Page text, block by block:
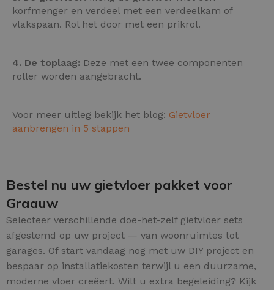
korfmenger en verdeel met een verdeelkam of
vlakspaan. Rol het door met een prikrol.
4. De toplaag: Deze met een twee componenten
roller worden aangebracht.
Voor meer uitleg bekijk het blog: Gietvloer
aanbrengen in 5 stappen
Bestel nu uw gietvloer pakket voor
Graauw
Selecteer verschillende doe-het-zelf gietvloer sets
afgestemd op uw project — van woonruimtes tot
garages. Of start vandaag nog met uw DIY project en
bespaar op installatiekosten terwijl u een duurzame,
moderne vloer creëert. Wilt u extra begeleiding? Kijk